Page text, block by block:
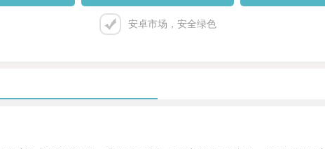
安卓市场，安全绿色